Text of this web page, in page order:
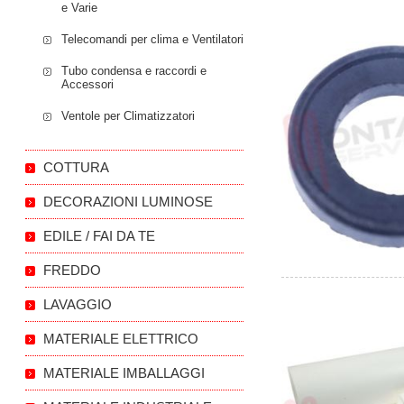
e Varie
Telecomandi per clima e Ventilatori
Tubo condensa e raccordi e
Accessori
Ventole per Climatizzatori
COTTURA
DECORAZIONI LUMINOSE
EDILE / FAI DA TE
FREDDO
LAVAGGIO
MATERIALE ELETTRICO
MATERIALE IMBALLAGGI